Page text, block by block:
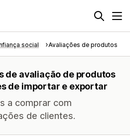
social Avaliações de produtos
de avaliação de produtos
de importar e exportar
a comprar com
de clientes.